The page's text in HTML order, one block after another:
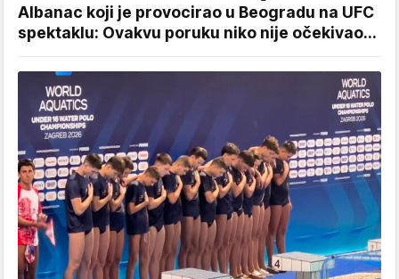
Albanac koji je provocirao u Beogradu na UFC
spektaklu: Ovakvu poruku niko nije očekivao...